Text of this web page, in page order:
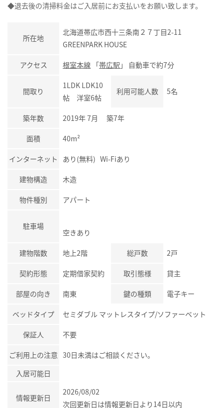
◆退去後の清掃料金はご入居前にお支払いをお願い致します。
所在地
北海道帯広市西十三条南２７丁目2-11
GREENPARK HOUSE
アクセス 根室本線 「帯広駅 」 自動車で約7分
間取り
1LDK LDK10
帖 洋室6帖
利用可能人数 5名
築年数 2019年 7月 築7年
面積 40m²
インターネット あり(無料) Wi-Fiあり
建物構造 木造
物件種別 アパート
駐車場
空きあり
建物階数 地上2階 総戸数 2戸
契約形態 定期借家契約 取引態様 貸主
部屋の向き 南東 鍵の種類 電子キー
ベッドタイプ セミダブル マットレスタイプ/ソファーベット
保証人 不要
ご利用上の注意 30日未満はご相談ください。
入居可能日
情報更新日
2026/08/02
次回更新日は情報更新日より14日以内